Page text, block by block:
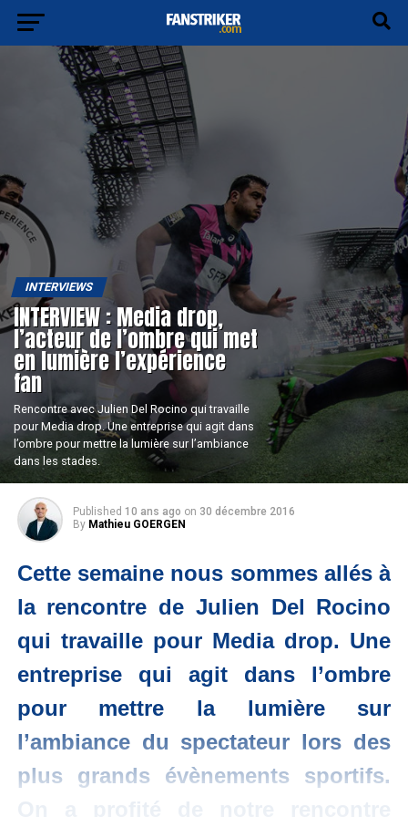
INTERVIEWS
INTERVIEW : Media drop,
l’acteur de l’ombre qui met
en lumière l’expérience
fan
Rencontre avec Julien Del Rocino qui travaille
pour Media drop. Une entreprise qui agit dans
l’ombre pour mettre la lumière sur l’ambiance
dans les stades.
Published 10 ans ago on 30 décembre 2016
By Mathieu GOERGEN
Cette semaine nous sommes allés à
la rencontre de Julien Del Rocino
qui travaille pour Media drop. Une
entreprise qui agit dans l’ombre
pour mettre la lumière sur
l’ambiance du spectateur lors des
plus grands évènements sportifs.